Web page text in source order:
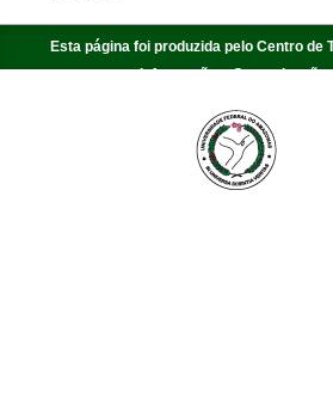
Esta página foi produzida pelo Centro de
Informação e Comunicação